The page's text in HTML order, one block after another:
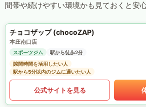
間帯や続けやすい環境かも見ておくと安心
チョコザップ (chocoZAP)
本庄南口店
スポーツジム
駅から徒歩2分
隙間時間を活用したい人
駅から5分以内のジムに通いたい人
公式サイトを見る